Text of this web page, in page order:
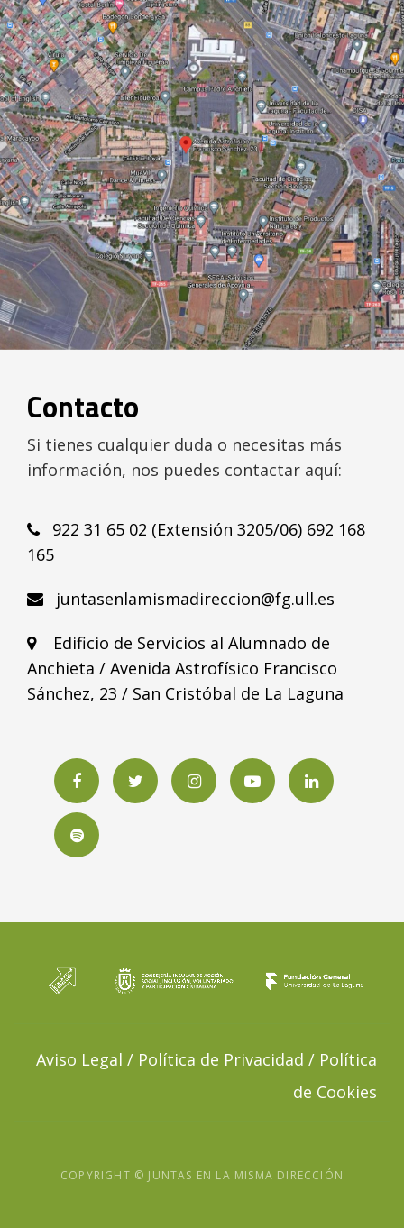
Contacto
Si tienes cualquier duda o necesitas más
información, nos puedes contactar aquí:
922 31 65 02 (Extensión 3205/06) 692 168
165
juntasenlamismadireccion@fg.ull.es
Edificio de Servicios al Alumnado de
Anchieta / Avenida Astrofísico Francisco
Sánchez, 23 / San Cristóbal de La Laguna
FacebookTwitterInstagramYouTubeLinkedIN
Spotify
Aviso Legal / Política de Privacidad / Política
de Cookies
COPYRIGHT © JUNTAS EN LA MISMA DIRECCIÓN